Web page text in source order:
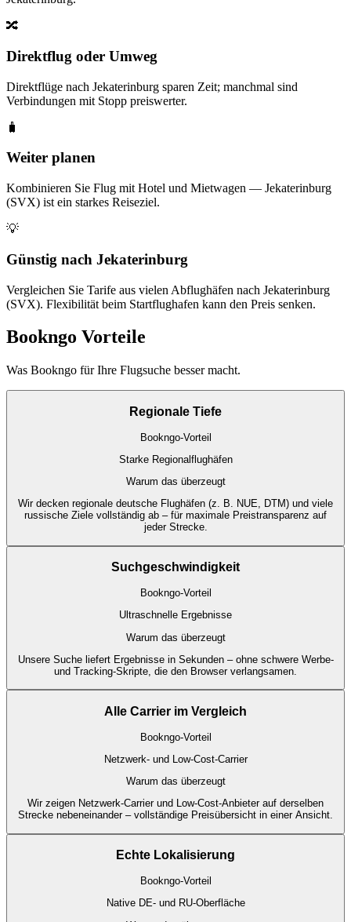
🔀
Direktflug oder Umweg
Direktflüge nach Jekaterinburg sparen Zeit; manchmal sind
Verbindungen mit Stopp preiswerter.
🧳
Weiter planen
Kombinieren Sie Flug mit Hotel und Mietwagen — Jekaterinburg
(SVX) ist ein starkes Reiseziel.
💡
Günstig nach Jekaterinburg
Vergleichen Sie Tarife aus vielen Abflughäfen nach Jekaterinburg
(SVX). Flexibilität beim Startflughafen kann den Preis senken.
Bookngo Vorteile
Was Bookngo für Ihre Flugsuche besser macht.
Regionale Tiefe
Bookngo-Vorteil
Starke Regionalflughäfen
Warum das überzeugt
Wir decken regionale deutsche Flughäfen (z. B. NUE, DTM) und viele
russische Ziele vollständig ab – für maximale Preistransparenz auf
jeder Strecke.
Suchgeschwindigkeit
Bookngo-Vorteil
Ultraschnelle Ergebnisse
Warum das überzeugt
Unsere Suche liefert Ergebnisse in Sekunden – ohne schwere Werbe-
und Tracking-Skripte, die den Browser verlangsamen.
Alle Carrier im Vergleich
Bookngo-Vorteil
Netzwerk- und Low-Cost-Carrier
Warum das überzeugt
Wir zeigen Netzwerk-Carrier und Low-Cost-Anbieter auf derselben
Strecke nebeneinander – vollständige Preisübersicht in einer Ansicht.
Echte Lokalisierung
Bookngo-Vorteil
Native DE- und RU-Oberfläche